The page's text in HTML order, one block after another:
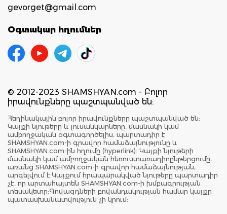
gevorget@gmail.com
Օգտակար հղումներ
© 2012-2023 SHAMSHYAN.com - Բոլոր
իրավունքները պաշտպանված են:
Հեղինակային բոլոր իրավունքները պաշտպանված են:
Կայքի նյութերը և լուսանկարները, մասնակի կամ
ամբողջական օգտագործելիս, պարտադիր է
SHAMSHYAN.com-ի գրավոր համաձայնությունը և
SHAMSHYAN.com-ին հղումը (hyperlink): Կայքի նյութերի
մասնակի կամ ամբողջական հեռուստառադիոընթերցումը,
առանց SHAMSHYAN.com-ի գրավոր համաձայնության,
արգելվում է:Կայքում հրապարակված նյութերը պարտադիր
չէ, որ արտահայտեն SHAMSHYAN.com-ի խմբագրության
տեսակետը:Գովազդների բովանդակության համար կայքը
պատասխանատվություն չի կրում: